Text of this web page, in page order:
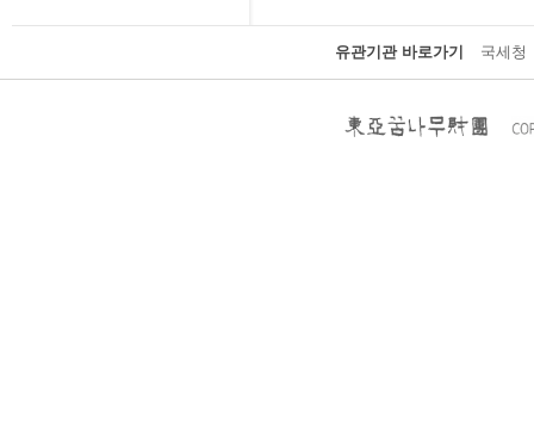
유관기관 바로가기 국세청